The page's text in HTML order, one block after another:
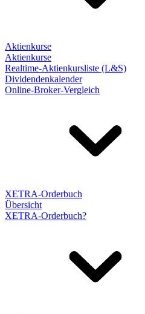
Aktienkurse
Aktienkurse
Realtime-Aktienkursliste (L&S)
Dividendenkalender
Online-Broker-Vergleich
XETRA-Orderbuch
Übersicht
XETRA-Orderbuch?